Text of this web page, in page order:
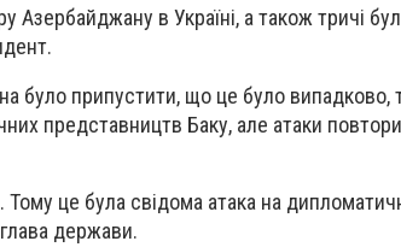
Азербайджану в Україні, а також тричі
було припустити, що це було випадково,
представництв Баку, але атаки
це була свідома атака на
держави.